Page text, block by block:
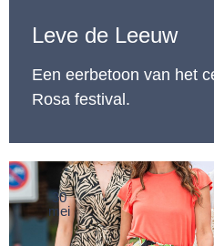
Leve de Leeuw
Een eerbetoon van het
Rosa festival.
30
mei